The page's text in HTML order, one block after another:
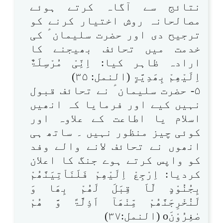
نتائج سے آگاہ کرتے ہوئے
مصالحانہ روش اختیار کرنے کو
ترجیح دی اور حضرت سلیمان ؑ کی
خدمت میں تحائف بھیجنے کا
ارادہ ظاہر کیا: اِنِّیْ مُرْسِلَۃٌ
اِلَیْھِمْ بِھَدِیَّۃٍ (النمل: ۳۵)
۵- حضرت سلیمان ؑ نے تحائف قبول
نہیں کیے اور فرمایا کہ انھیں
اسلام یا اطاعت کے علاوہ اور
کوئی چیز منظور نہیں ۔ ساتھ ہی
انھوں نے تحائف لانے والے وفد
کو واپس کرتے ہوے جنگ کا اعلان
کردیا: اِرْجِعْ اِلَیْھِمْ فَلَنَاْتِیَنَّھُمْ
بِجُنُوْدٍ لّاَ قِبَلَ لَھُمْ بِھَا وَ
لَنُخْرِجَنَّھُمْ مِّنْھَآ اَذِلَّۃً وَّ ھُمْ
صٰغِرُوْنَo (النمل:۳۷)